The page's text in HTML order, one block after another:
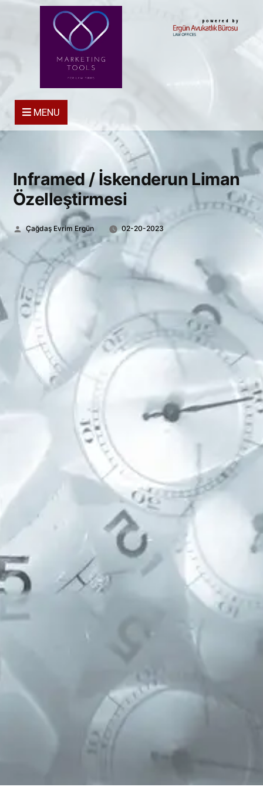
powered by
MENU
Inframed / İskenderun Liman
Özelleştirmesi
Posted
Çağdaş Evrim Ergün 02-20-2023